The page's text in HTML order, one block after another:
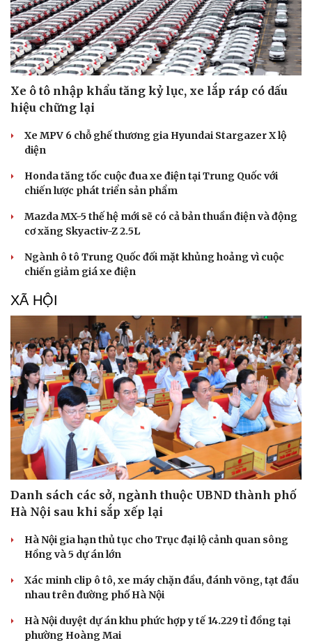
Xe ô tô nhập khẩu tăng kỷ lục, xe lắp ráp có dấu
hiệu chững lại
Xe MPV 6 chỗ ghế thương gia Hyundai Stargazer X lộ
diện
Honda tăng tốc cuộc đua xe điện tại Trung Quốc với
chiến lược phát triển sản phẩm
Mazda MX-5 thế hệ mới sẽ có cả bản thuần điện và động
cơ xăng Skyactiv-Z 2.5L
Ngành ô tô Trung Quốc đối mặt khủng hoảng vì cuộc
chiến giảm giá xe điện
XÃ HỘI
Danh sách các sở, ngành thuộc UBND thành phố
Hà Nội sau khi sắp xếp lại
Hà Nội gia hạn thủ tục cho Trục đại lộ cảnh quan sông
Hồng và 5 dự án lớn
Xác minh clip ô tô, xe máy chặn đầu, đánh võng, tạt đầu
nhau trên đường phố Hà Nội
Hà Nội duyệt dự án khu phức hợp y tế 14.229 tỉ đồng tại
phường Hoàng Mai